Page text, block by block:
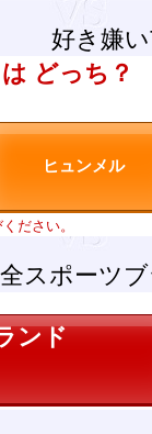
好き嫌
どっち？
ださい。
全スポーツ
ンド